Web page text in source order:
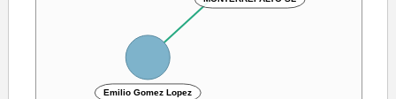
Emilio Gomez Lopez